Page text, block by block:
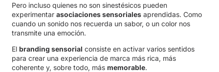
Pero incluso quienes no son sinestésicos pueden
experimentar asociaciones sensoriales aprendidas. Como
cuando un sonido nos recuerda un sabor, o un color nos
transmite una emoción.
El branding sensorial consiste en activar varios sentidos
para crear una experiencia de marca más rica, más
coherente y, sobre todo, más memorable.